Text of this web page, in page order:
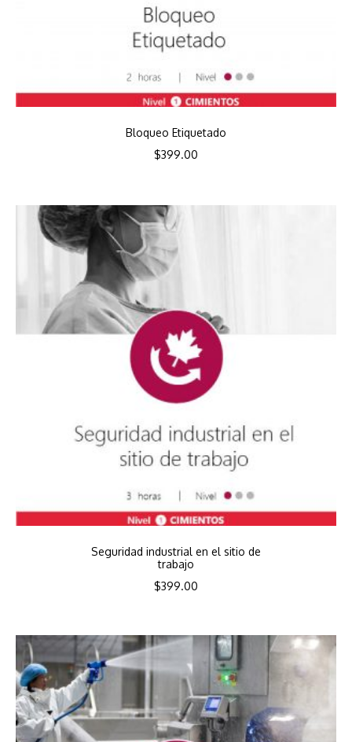
Bloqueo Etiquetado
$399.00
Seguridad industrial en el sitio de
trabajo
$399.00